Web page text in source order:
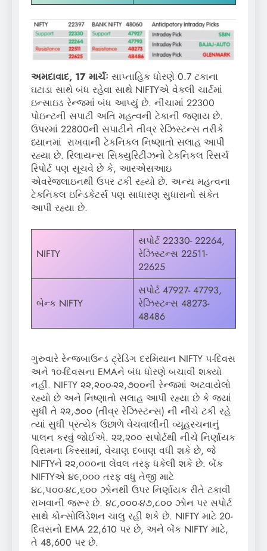
અમદાવાદ, 17 માર્ચઃ સાપ્તાહિક ધોરણે 0.7 ટકાના
ઘટાડા સાથે બંધ રહેવા સાથે NIFTYએ વેકલી ચાર્ટમાં
ઇન્સાઇડ રેન્જમાં બંધ આપ્યું છે. નીચામાં 22300
પોઇન્ટની સપાટી અતિ મહત્વની ટેકાની જણાય છે.
ઉપરમાં 22800ની સપાટીને તીવ્ર રેઝિસ્ટન્સ તરીકે
ધ્યાનમાં રાખવાની ટેકનિકલ નિષ્ણાતો સલાહ આપી
રહ્યા છે. રિલાયન્સ સિક્યુરિટીઝનો ટેકનિકલ રિસર્ચ
રિપોર્ટ પણ સૂચવે છે કે, આરએસઆઇ
એવરેજલાઇનથી ઉપર ટકી રહ્યો છે. અન્ય મહત્વના
ટેકનિકલ ઇન્ડિકેટર્સ પણ સાધારણ સુધારાનો સંકેત
આપી રહ્યા છે.
NIFTY
સપોર્ટ 22330- 22264,
રેઝિસ્ટન્સ 22511-
22625
બેન્ક NIFTY
સપોર્ટ 47927- 47793,
રેઝિસ્ટન્સ 48273-
48486
ગુરુવારે રેન્જબાઉન્ડ ટ્રેડિંગ દરમિયાન NIFTY ૫-દિવસ
અને ૧૦-દિવસના EMAને બંધ ધોરણે બચાવી શક્યો
નહીં. NIFTY ૨૨,૨૦૦-૨૨,૭૦૦ની રેન્જમાં અટવાયેલો
રહ્યો છે અને નિષ્ણાતો સલાહ આપી રહ્યા છે કે જ્યાં
સુધી તે ૨૨,૭૦૦ (તીવ્ર રેઝિસ્ટન્સ) ની નીચે ટકી રહે
ત્યાં સુધી પ્રત્યેક ઉછાળે વેચવાલીની વ્યૂહરચનાનું
પાલન કરવું જોઈએ. ૨૨,૨૦૦ સપોર્ટથી નીચે નિર્ણાયક
વિરામના કિસ્સામાં, વેચાણ દબાણ વધી શકે છે, જે
NIFTYને ૨૨,૦૦૦ના લેવલ તરફ ધકેલી શકે છે. બેંક
NIFTYએ ૪૯,૦૦૦ તરફ વધુ તેજી માટે
૪૮,૫૦૦-૪૮,૬૦૦ ઝોનથી ઉપર નિર્ણાયક રીતે ટકાવી
રાખવાની જરૂર છે. ૪૮,૦૦૦-૪૭,૮૦૦ ઝોન પર સપોર્ટ
સાથે કોન્સોલિડેશન ચાલુ રહી શકે છે. NIFTY માટે 20-
દિવસનો EMA 22,610 પર છે, અને બેંક NIFTY માટે,
તે 48,600 પર છે.